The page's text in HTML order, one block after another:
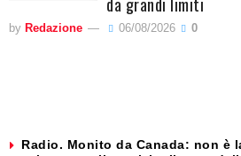
by Redazione 06/08/2026 0
Radio. Monito da Canada: non è